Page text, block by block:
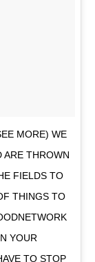
MORE) WE
ARE THROWN
FIELDS TO
THINGS TO
YOUR
TO STOP